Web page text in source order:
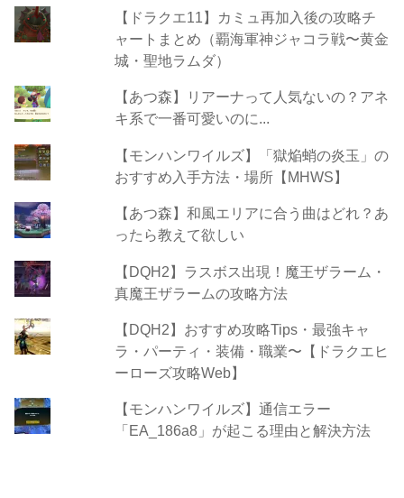
【ドラクエ11】カミュ再加入後の攻略チ
ャートまとめ（覇海軍神ジャコラ戦〜黄金
城・聖地ラムダ）
【あつ森】リアーナって人気ないの？アネ
キ系で一番可愛いのに...
【モンハンワイルズ】「獄焔蛸の炎玉」の
おすすめ入手方法・場所【MHWS】
【あつ森】和風エリアに合う曲はどれ？あ
ったら教えて欲しい
【DQH2】ラスボス出現！魔王ザラーム・
真魔王ザラームの攻略方法
【DQH2】おすすめ攻略Tips・最強キャ
ラ・パーティ・装備・職業〜【ドラクエヒ
ーローズ攻略Web】
【モンハンワイルズ】通信エラー
「EA_186a8」が起こる理由と解決方法